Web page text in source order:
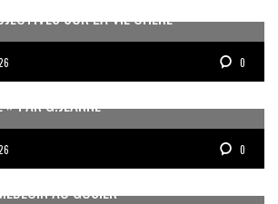
SUR LA VIE CHÈRE
0
FORT ET RESPONSABLE FACE AUX
» PAR G.JEANNE
0
AU GOSIER